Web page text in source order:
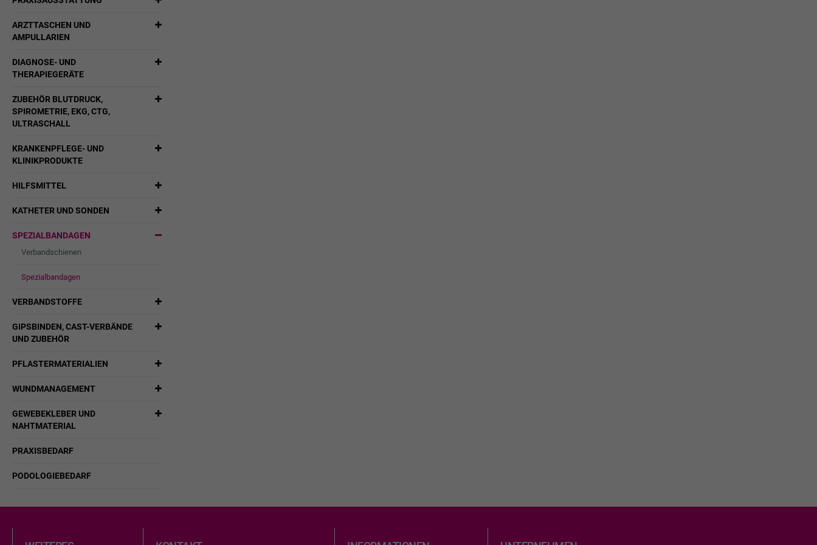
ARZTTASCHEN UND
AMPULLARIEN
DIAGNOSE- UND
THERAPIEGERÄTE
ZUBEHÖR BLUTDRUCK,
SPIROMETRIE, EKG, CTG,
ULTRASCHALL
KRANKENPFLEGE- UND
KLINIKPRODUKTE
HILFSMITTEL
KATHETER UND SONDEN
SPEZIALBANDAGEN
Verbandschienen
Spezialbandagen
VERBANDSTOFFE
GIPSBINDEN, CAST-VERBÄNDE
UND ZUBEHÖR
PFLASTERMATERIALIEN
WUNDMANAGEMENT
GEWEBEKLEBER UND
NAHTMATERIAL
PRAXISBEDARF
PODOLOGIEBEDARF